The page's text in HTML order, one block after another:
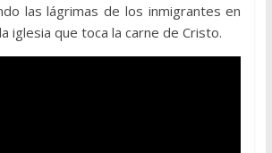
las lágrimas de los inmigrantes en
iglesia que toca la carne de Cristo.